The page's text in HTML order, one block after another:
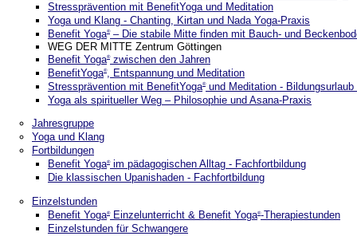
Stressprävention mit BenefitYoga und Meditation
Yoga und Klang - Chanting, Kirtan und Nada Yoga-Praxis
Benefit Yoga®– Die stabile Mitte finden mit Bauch- und
WEG DER MITTE Zentrum Göttingen
Benefit Yoga®zwischen den Jahren
BenefitYoga®, Entspannung und Meditation
Stressprävention mit BenefitYoga®und Meditation - Bildungsurlaub
Yoga als spiritueller Weg – Philosophie und Asana-Praxis
Jahresgruppe
Yoga und Klang
Fortbildungen
Benefit Yoga®im pädagogischen Alltag - Fachfortbildung
Die klassischen Upanishaden - Fachfortbildung
Einzelstunden
Benefit Yoga®Einzelunterricht & Benefit Yoga®-Therapiestunden
Einzelstunden für Schwangere